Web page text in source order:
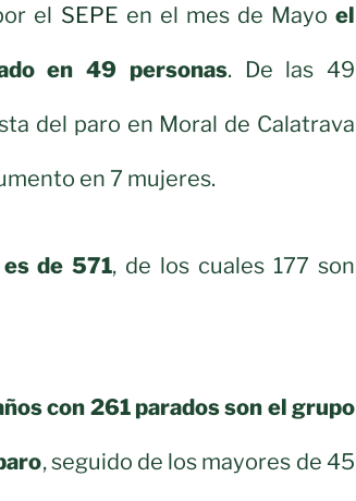
el SEPE en el mes de Mayo el
en 49 personas. De las 49
del paro en Moral de Calatrava
en 7 mujeres.
de 571, de los cuales 177 son
con 261 parados son el grupo
, seguido de los mayores de 45